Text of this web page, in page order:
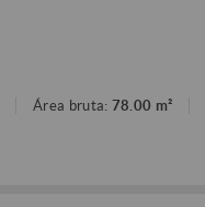
Área bruta: 78.00 m²